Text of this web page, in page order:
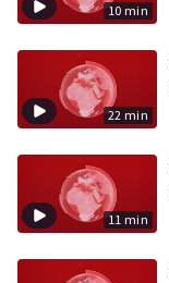
10 min
22 min
11 min